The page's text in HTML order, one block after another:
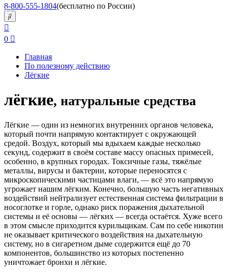
8-800-555-1804(бесплатно по России)
0
Главная
По полезному действию
Лёгкие
лёгкие, натуральные средства
Лёгкие — один из немногих внутренних органов человека,
который почти напрямую контактирует с окружающей
средой. Воздух, который мы вдыхаем каждые несколько
секунд, содержит в своём составе массу опасных примесей,
особенно, в крупных городах. Токсичные газы, тяжёлые
металлы, вирусы и бактерии, которые переносятся с
микроскопическими частицами влаги, — всё это напрямую
угрожает нашим лёгким. Конечно, большую часть негативных
воздействий нейтрализует естественная система фильтрации в
носоглотке и горле, однако риск поражения дыхательной
системы и её основы — лёгких — всегда остаётся. Хуже всего
в этом смысле приходится курильщикам. Сам по себе никотин
не оказывает критического воздействия на дыхательную
систему, но в сигаретном дыме содержится ещё до 70
компонентов, большинство из которых постепенно
уничтожает бронхи и лёгкие.